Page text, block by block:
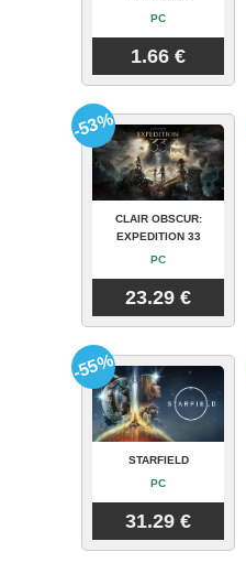
PC
1.66 €
CLAIR OBSCUR:
EXPEDITION 33
PC
23.29 €
-53%
STARFIELD
PC
31.29 €
-55%